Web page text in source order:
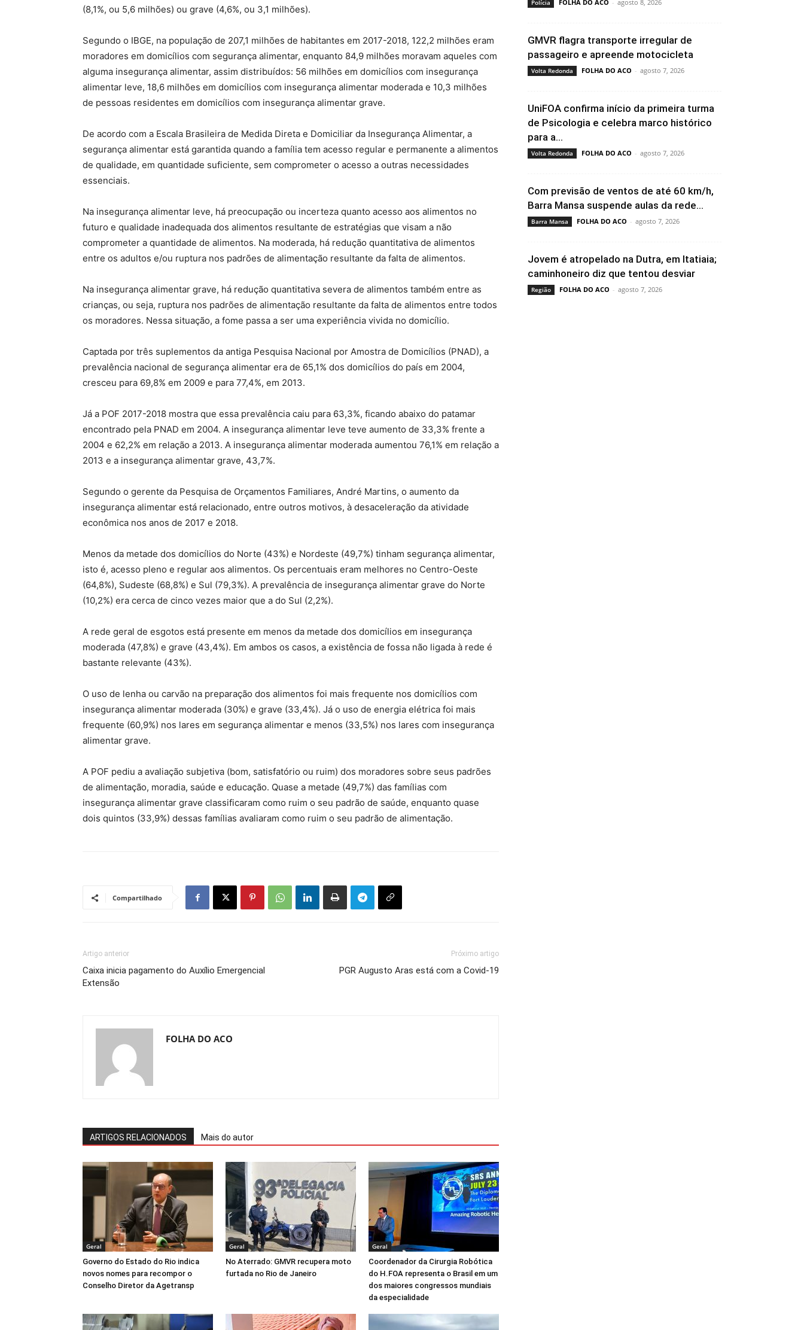
(8,1%, ou 5,6 milhões) ou grave (4,6%, ou 3,1 milhões).
Segundo o IBGE, na população de 207,1 milhões de habitantes em 2017-2018, 122,2 milhões eram
moradores em domicílios com segurança alimentar, enquanto 84,9 milhões moravam aqueles com
alguma insegurança alimentar, assim distribuídos: 56 milhões em domicílios com insegurança
alimentar leve, 18,6 milhões em domicílios com insegurança alimentar moderada e 10,3 milhões
de pessoas residentes em domicílios com insegurança alimentar grave.
De acordo com a Escala Brasileira de Medida Direta e Domiciliar da Insegurança Alimentar, a
segurança alimentar está garantida quando a família tem acesso regular e permanente a alimentos
de qualidade, em quantidade suficiente, sem comprometer o acesso a outras necessidades
essenciais.
Na insegurança alimentar leve, há preocupação ou incerteza quanto acesso aos alimentos no
futuro e qualidade inadequada dos alimentos resultante de estratégias que visam a não
comprometer a quantidade de alimentos. Na moderada, há redução quantitativa de alimentos
entre os adultos e/ou ruptura nos padrões de alimentação resultante da falta de alimentos.
Na insegurança alimentar grave, há redução quantitativa severa de alimentos também entre as
crianças, ou seja, ruptura nos padrões de alimentação resultante da falta de alimentos entre todos
os moradores. Nessa situação, a fome passa a ser uma experiência vivida no domicílio.
Captada por três suplementos da antiga Pesquisa Nacional por Amostra de Domicílios (PNAD), a
prevalência nacional de segurança alimentar era de 65,1% dos domicílios do país em 2004,
cresceu para 69,8% em 2009 e para 77,4%, em 2013.
Já a POF 2017-2018 mostra que essa prevalência caiu para 63,3%, ficando abaixo do patamar
encontrado pela PNAD em 2004. A insegurança alimentar leve teve aumento de 33,3% frente a
2004 e 62,2% em relação a 2013. A insegurança alimentar moderada aumentou 76,1% em relação a
2013 e a insegurança alimentar grave, 43,7%.
Segundo o gerente da Pesquisa de Orçamentos Familiares, André Martins, o aumento da
insegurança alimentar está relacionado, entre outros motivos, à desaceleração da atividade
econômica nos anos de 2017 e 2018.
Menos da metade dos domicílios do Norte (43%) e Nordeste (49,7%) tinham segurança alimentar,
isto é, acesso pleno e regular aos alimentos. Os percentuais eram melhores no Centro-Oeste
(64,8%), Sudeste (68,8%) e Sul (79,3%). A prevalência de insegurança alimentar grave do Norte
(10,2%) era cerca de cinco vezes maior que a do Sul (2,2%).
A rede geral de esgotos está presente em menos da metade dos domicílios em insegurança
moderada (47,8%) e grave (43,4%). Em ambos os casos, a existência de fossa não ligada à rede é
bastante relevante (43%).
O uso de lenha ou carvão na preparação dos alimentos foi mais frequente nos domicílios com
insegurança alimentar moderada (30%) e grave (33,4%). Já o uso de energia elétrica foi mais
frequente (60,9%) nos lares em segurança alimentar e menos (33,5%) nos lares com insegurança
alimentar grave.
A POF pediu a avaliação subjetiva (bom, satisfatório ou ruim) dos moradores sobre seus padrões
de alimentação, moradia, saúde e educação. Quase a metade (49,7%) das famílias com
insegurança alimentar grave classificaram como ruim o seu padrão de saúde, enquanto quase
dois quintos (33,9%) dessas famílias avaliaram como ruim o seu padrão de alimentação.
Compartilhado
Artigo anterior
Caixa inicia pagamento do Auxílio Emergencial
Extensão
Próximo artigo
PGR Augusto Aras está com a Covid-19
FOLHA DO ACO
ARTIGOS RELACIONADOS Mais do autor
Geral
Governo do Estado do Rio indica
novos nomes para recompor o
Conselho Diretor da Agetransp
Geral
No Aterrado: GMVR recupera moto
furtada no Rio de Janeiro
Geral
Coordenador da Cirurgia Robótica
do H.FOA representa o Brasil em um
dos maiores congressos mundiais
da especialidade
Polícia FOLHA DO ACO - agosto 8, 2026
GMVR flagra transporte irregular de
passageiro e apreende motocicleta
Volta Redonda FOLHA DO ACO - agosto 7, 2026
UniFOA confirma início da primeira turma
de Psicologia e celebra marco histórico
para a...
Volta Redonda FOLHA DO ACO - agosto 7, 2026
Com previsão de ventos de até 60 km/h,
Barra Mansa suspende aulas da rede...
Barra Mansa FOLHA DO ACO - agosto 7, 2026
Jovem é atropelado na Dutra, em Itatiaia;
caminhoneiro diz que tentou desviar
Região FOLHA DO ACO - agosto 7, 2026